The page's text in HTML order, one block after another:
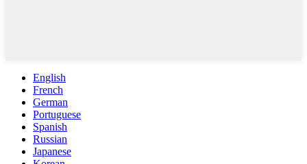
English
French
German
Portuguese
Spanish
Russian
Japanese